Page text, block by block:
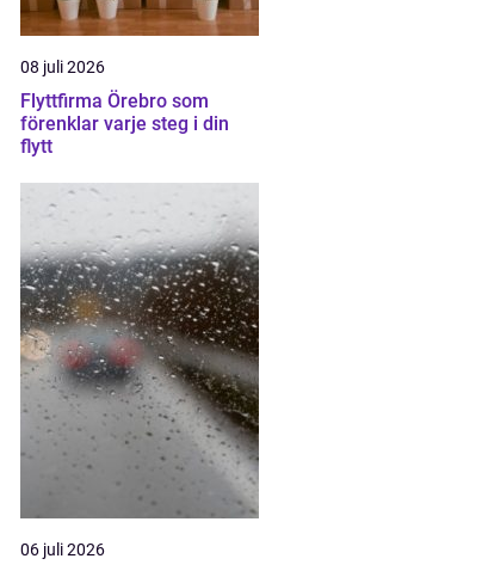
08 juli 2026
Flyttfirma Örebro som
förenklar varje steg i din
flytt
06 juli 2026